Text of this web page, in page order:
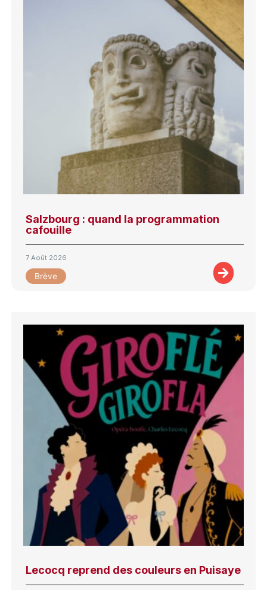
Salzbourg : quand la programmation
cafouille
7 Août 2026
Brève
Lecocq reprend des couleurs en Puisaye